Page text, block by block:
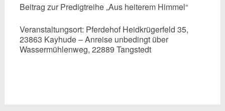
Beitrag zur Predigtreihe „Aus heiterem Himmel“
Veranstaltungsort: Pferdehof Heidkrügerfeld 35,
23863 Kayhude – Anreise unbedingt über
Wassermühlenweg, 22889 Tangstedt